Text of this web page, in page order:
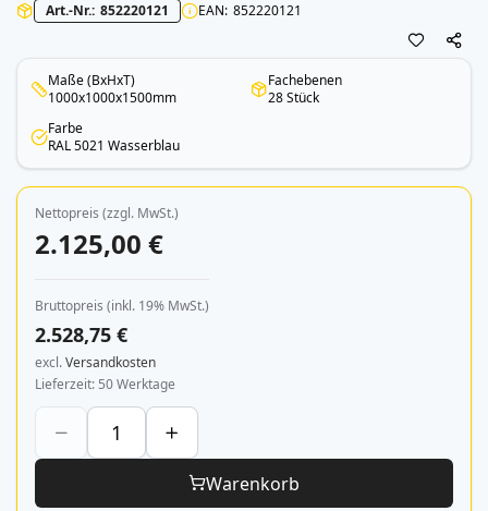
Art.-Nr. 852220121 EAN 852220121
Maße (BxHxT)
1000x1000x1500mm
Fachebenen
28 Stück
Farbe
RAL 5021 Wasserblau
Nettopreis (zzgl. MwSt.)
2.125,00 €
Bruttopreis (inkl. 19% MwSt.)
2.528,75 €
excl.Versandkosten
Lieferzeit 50 Werktage
Warenkorb